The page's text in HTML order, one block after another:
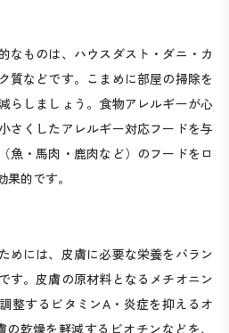
なものは、ハウスダスト・ダニ・カ
質などです。こまめに部屋の掃除を
らしましょう。食物アレルギーが心
さくしたアレルギー対応フードを与
魚・馬肉・鹿肉など）のフードをロ
的です。
めには、皮膚に必要な栄養をバラン
す。皮膚の原材料となるメチオニン
整するビタミンA・炎症を抑えるオ
乾燥を軽減するビオチンなどを、